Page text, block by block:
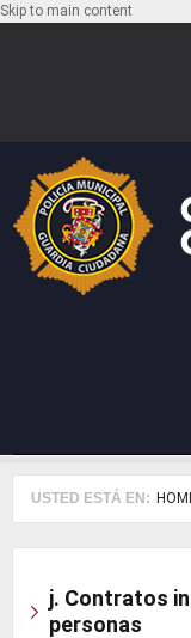
Skip to main content
USTED ESTÁ EN:
j. Contratos
personas